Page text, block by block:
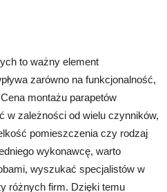
to ważny element
zarówno na funkcjonalność,
montażu parapetów
w zależności od wielu czynników,
pomieszczenia czy rodzaj
wykonawcę, warto
wyszukać specjalistów w
różnych firm. Dzięki temu